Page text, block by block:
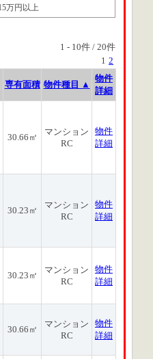
万円以上
1 - 10件 / 20件
1 2
専有面積 物件種目 ▲
物件
詳細
30.66㎡
マンション
RC
物件
詳細
30.23㎡
マンション
RC
物件
詳細
30.23㎡
マンション
RC
物件
詳細
30.66㎡
マンション
RC
物件
詳細